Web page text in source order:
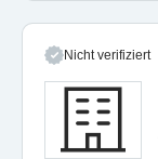
Nicht verifiziert